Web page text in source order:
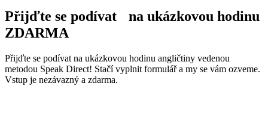
Přijďte se podívat na ukázkovou hodinu
ZDARMA
Přijďte se podívat na ukázkovou hodinu angličtiny vedenou
metodou Speak Direct! Stačí vyplnit formulář a my se vám ozveme.
Vstup je nezávazný a zdarma.